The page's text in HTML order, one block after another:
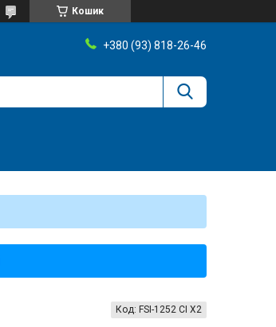
Кошик
+380 (93) 818-26-46
Код: FSI-1252 CI X2